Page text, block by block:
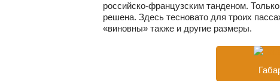
российско-французским танденом.
решена. Здесь тесновато для троих
«виновны» также и другие размеры.